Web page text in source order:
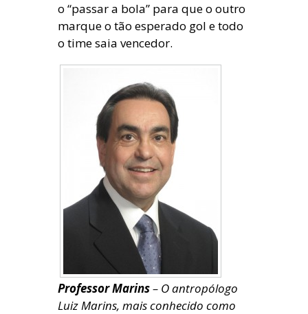
o “passar a bola” para que o outro
marque o tão esperado gol e todo
o time saia vencedor.
Professor Marins– O antropólogo
Luiz Marins, mais conhecido como